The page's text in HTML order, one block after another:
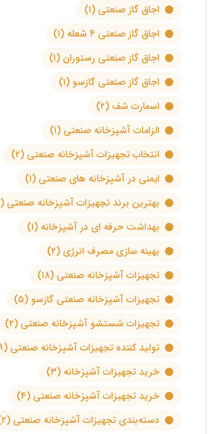
اجاق گاز صنعتی(۱)
اجاق گاز صنعتی ۴ شعله
(۱)
اجاق گاز صنعتی رستوران(۱)
اجاق گاز صنعتی گازسو (۱)
اسمارت شف (۲)
الزامات آشپزخانه صنعتی(۱)
انتخاب تجهیزات آشپزخانه صنعتی(۲)
ایمنی در آشپزخانه های صنعتی(۱)
بهترین برند تجهیزات آشپزخانه صنعتی(۱۱)
بهداشت حرفه ای در آشپزخانه (۱)
بهینه سازی مصرف انرژی(۲)
تجهیزات آشپزخانه صنعتی(۱۸)
تجهیزات آشپزخانه صنعتی گازسو (۵)
تجهیزات شستشو آشپزخانه صنعتی(۲)
تولید کننده تجهیزات آشپزخانه صنعتی(۱۹)
خرید تجهیزات آشپزخانه (۳)
خرید تجهیزات آشپزخانه صنعتی(۴)
دسته‌بندی تجهیزات آشپزخانه صنعتی(۲)